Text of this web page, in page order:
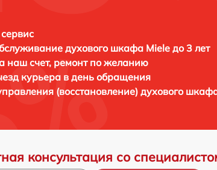
духового шкафа Miele до 3 лет
наш счет, ремонт по желанию
курьера в день обращения
(восстановление) духового
консультация со